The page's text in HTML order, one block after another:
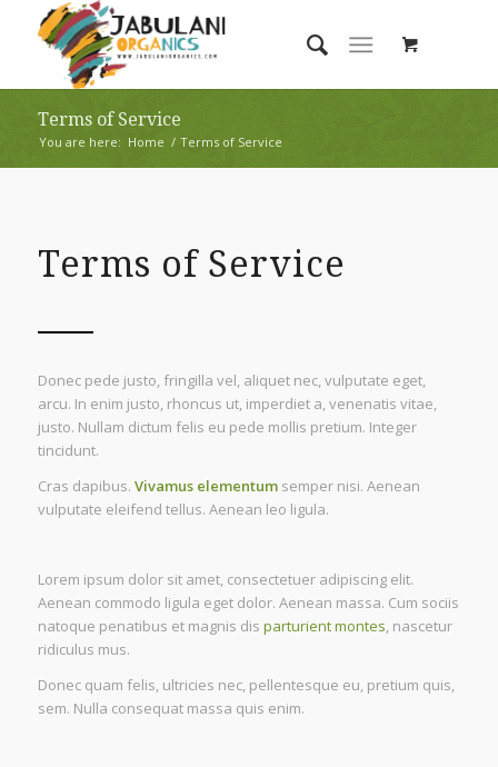
Terms of Service
You are here: Home / Terms of Service
Terms of Service
Donec pede justo, fringilla vel, aliquet nec, vulputate eget,
arcu. In enim justo, rhoncus ut, imperdiet a, venenatis vitae,
justo. Nullam dictum felis eu pede mollis pretium. Integer
tincidunt.
Cras dapibus. Vivamus elementumsemper nisi. Aenean
vulputate eleifend tellus. Aenean leo ligula.
Lorem ipsum dolor sit amet, consectetuer adipiscing elit.
Aenean commodo ligula eget dolor. Aenean massa. Cum sociis
natoque penatibus et magnis dis parturient montes, nascetur
ridiculus mus.
Donec quam felis, ultricies nec, pellentesque eu, pretium quis,
sem. Nulla consequat massa quis enim.